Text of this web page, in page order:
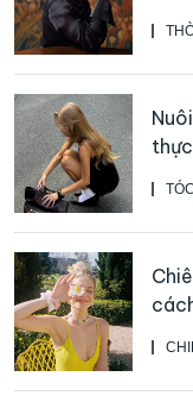
TÓC